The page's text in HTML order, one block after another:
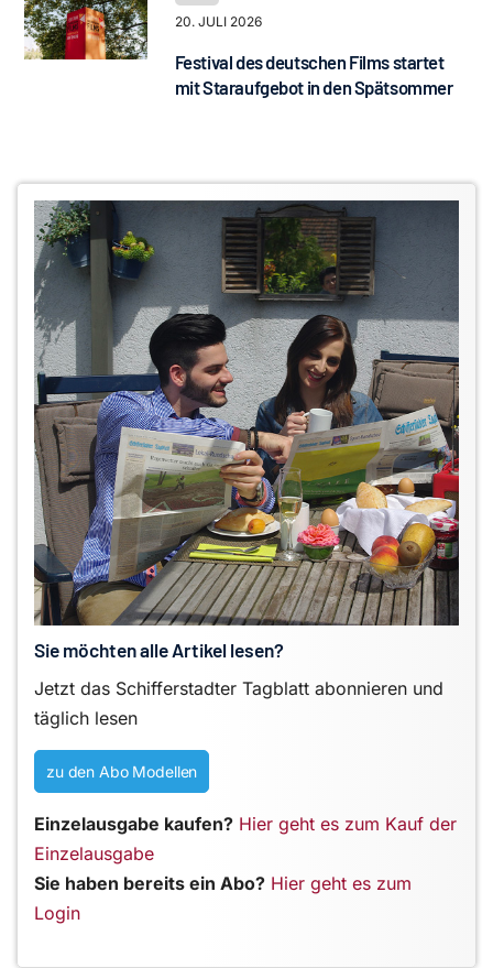
20. JULI 2026
Festival des deutschen Films startet
mit Staraufgebot in den Spätsommer
Sie möchten alle Artikel lesen?
Jetzt das Schifferstadter Tagblatt abonnieren und
täglich lesen
zu den Abo Modellen
Einzelausgabe kaufen? Hier geht es zum Kauf der
Einzelausgabe
Sie haben bereits ein Abo? Hier geht es zum
Login